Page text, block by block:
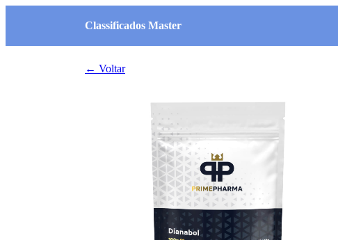
Classificados Master
← Voltar